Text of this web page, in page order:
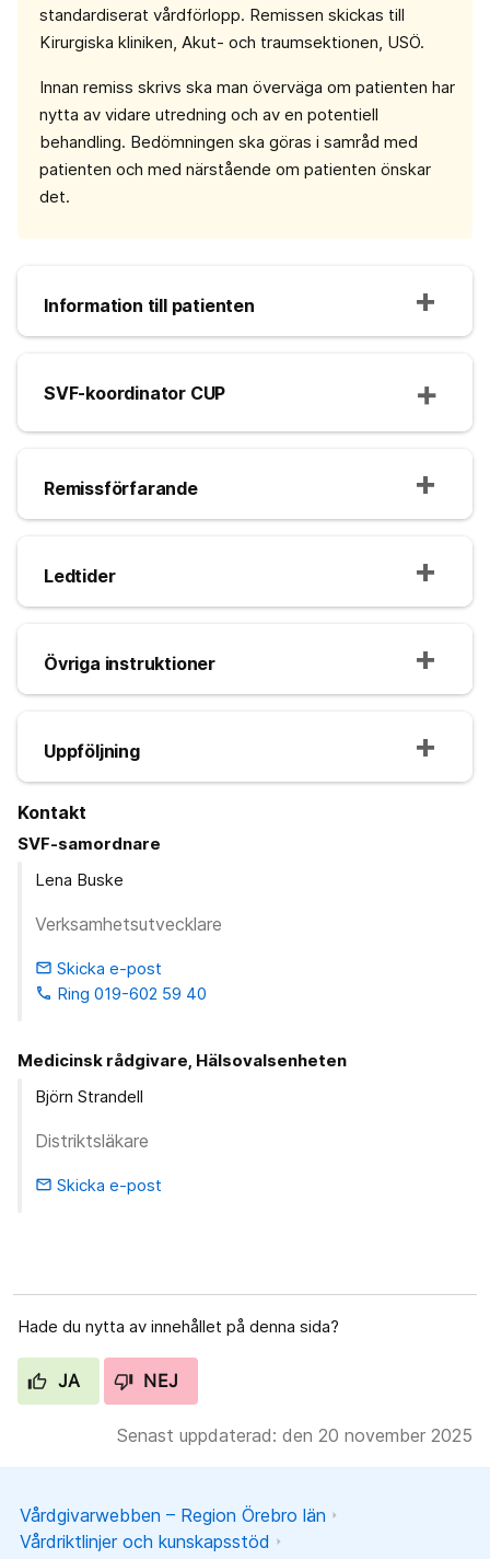
standardiserat vårdförlopp. Remissen skickas till
Kirurgiska kliniken, Akut- och traumsektionen, USÖ.
Innan remiss skrivs ska man överväga om patienten har
nytta av vidare utredning och av en potentiell
behandling. Bedömningen ska göras i samråd med
patienten och med närstående om patienten önskar
det.
Information till patienten
SVF-koordinator CUP
Remissförfarande
Ledtider
Övriga instruktioner
Uppföljning
Kontakt
SVF-samordnare
Lena Buske
Verksamhetsutvecklare
email Skicka e-post
phone Ring 019-602 59 40
Medicinsk rådgivare, Hälsovalsenheten
Björn Strandell
Distriktsläkare
email Skicka e-post
Hade du nytta av innehållet på denna sida?
JA NEJ
Senast uppdaterad: den 20 november 2025
Vårdgivarwebben – Region Örebro län
Vårdriktlinjer och kunskapsstöd